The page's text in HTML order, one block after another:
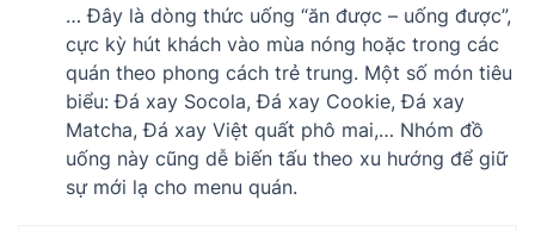
… Đây là dòng thức uống “ăn được – uống được”,
cực kỳ hút khách vào mùa nóng hoặc trong các
quán theo phong cách trẻ trung. Một số món tiêu
biểu: Đá xay Socola, Đá xay Cookie, Đá xay
Matcha, Đá xay Việt quất phô mai,… Nhóm đồ
uống này cũng dễ biến tấu theo xu hướng để giữ
sự mới lạ cho menu quán.